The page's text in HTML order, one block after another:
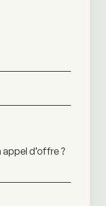
d’offre ?